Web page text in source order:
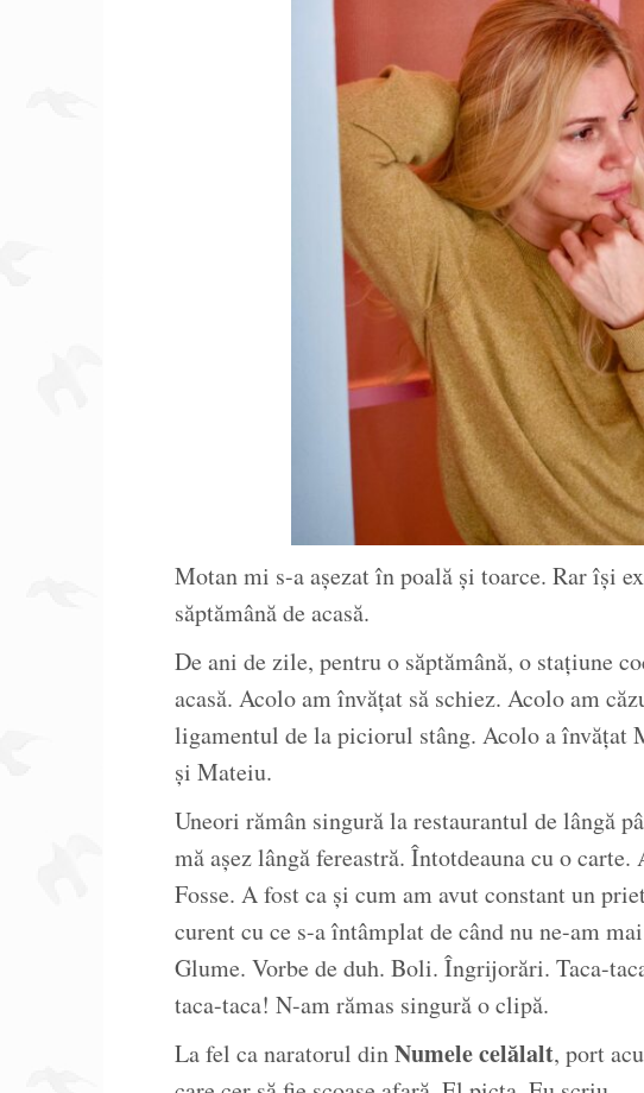
Motan mi s-a așezat în poală și toarce. Rar își
săptămână de acasă.
De ani de zile, pentru o săptămână, o stațiune
acasă. Acolo am învățat să schiez. Acolo am
ligamentul de la piciorul stâng. Acolo a învățat
și Mateiu.
Uneori rămân singură la restaurantul de lângă
mă așez lângă fereastră. Întotdeauna cu o
Fosse. A fost ca și cum am avut constant un
curent cu ce s-a întâmplat de când nu ne-am
Glume. Vorbe de duh. Boli. Îngrijorări. Taca-
taca-taca! N-am rămas singură o clipă.
La fel ca naratorul dinNumele celălalt, port